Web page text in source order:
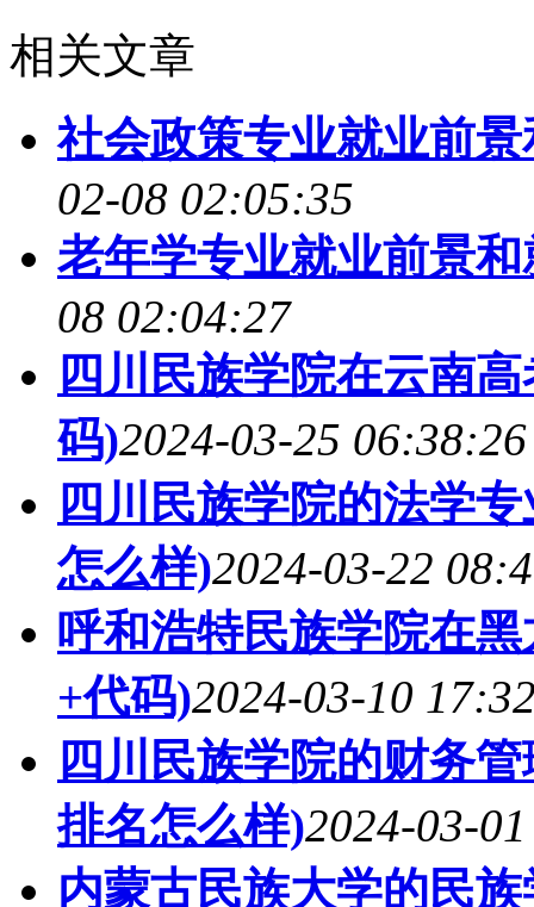
相关文章
社会政策专业就业前
02-08 02:05:35
老年学专业就业前景
08 02:04:27
四川民族学院在云南
码)2024-03-25 06:38:26
四川民族学院的法学
怎么样)2024-03-22
呼和浩特民族学院在
+代码)2024-03-10
四川民族学院的财务
排名怎么样)2024-03-
内蒙古民族大学的民